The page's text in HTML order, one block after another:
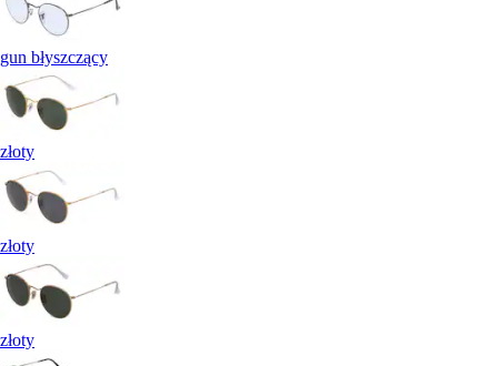
gun błyszczący
złoty
złoty
złoty